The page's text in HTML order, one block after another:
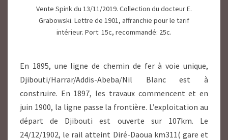
Vente Spink du 13/11/2019. Collection du docteur E.
Grabowski. Lettre de 1901, affranchie pour le tarif
intérieur. Port: 15c, recommandé: 25c.
En 1895, une ligne de chemin de fer à voie unique,
Djibouti/Harrar/Addis-Abeba/Nil Blanc est à
construire. En 1897, les travaux commencent et en
juin 1900, la ligne passe la frontière. L’exploitation au
départ de Djibouti est ouverte sur 107km. Le
24/12/1902, le rail atteint Diré-Daoua km311( gare et